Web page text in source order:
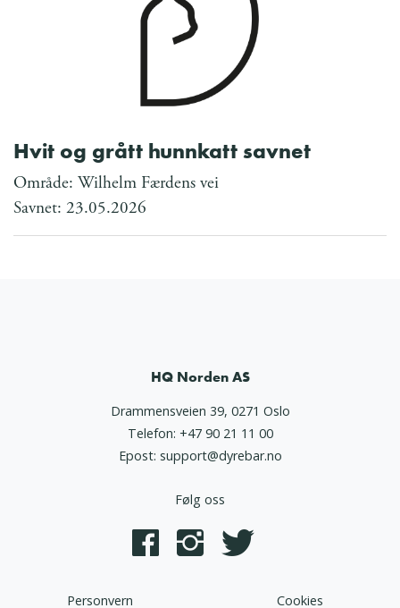
Hvit og grått hunnkatt savnet
Område: Wilhelm Færdens vei
Savnet: 23.05.2026
HQ Norden AS
Drammensveien 39, 0271 Oslo
Telefon: +47 90 21 11 00
Epost: support@dyrebar.no
Følg oss
Personvern Cookies